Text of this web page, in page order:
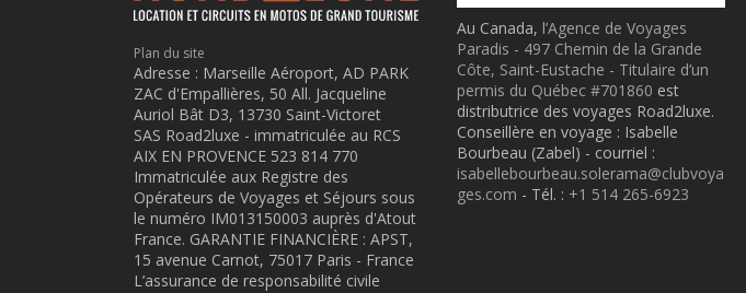
Plan du site
Adresse : Marseille Aéroport, AD PARK
ZAC d'Empallières, 50 All. Jacqueline
Auriol Bât D3, 13730 Saint-Victoret
SAS Road2luxe - immatriculée au RCS
AIX EN PROVENCE 523 814 770
Immatriculée aux Registre des
Opérateurs de Voyages et Séjours sous
le numéro IM013150003 auprès d'Atout
France. GARANTIE FINANCIÈRE : APST,
15 avenue Carnot, 75017 Paris - France
L’assurance de responsabilité civile
Au Canada, l’Agence de Voyages
Paradis - 497 Chemin de la Grande
Côte, Saint-Eustache - Titulaire d’un
permis du Québec #701860 est
distributrice des voyages Road2luxe.
Conseillère en voyage : Isabelle
Bourbeau (Zabel) - courriel :
isabellebourbeau.solerama@clubvoya
ges.com - Tél. : +1 514 265-6923